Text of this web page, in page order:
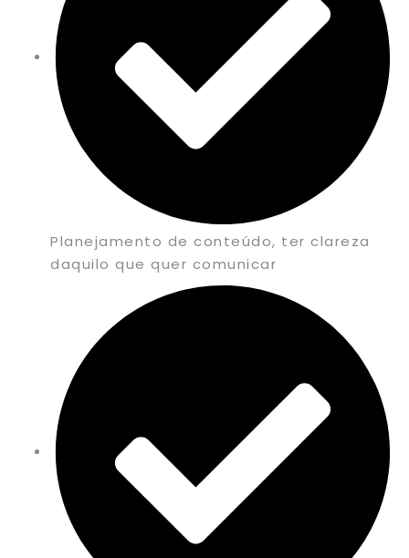
Planejamento de conteúdo, ter clareza
daquilo que quer comunicar